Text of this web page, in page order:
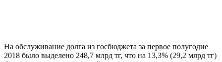
На обслуживание долга из госбюджета за первое полугодие
2018 было выделено 248,7 млрд тг, что на 13,3% (29,2 млрд тг)